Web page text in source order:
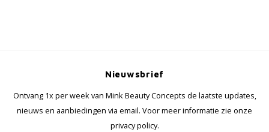
Nieuwsbrief
Ontvang 1x per week van Mink Beauty Concepts de laatste updates,
nieuws en aanbiedingen via email. Voor meer informatie zie onze
privacy policy.